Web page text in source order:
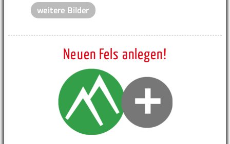
weitere Bilder
Neuen Fels anlegen!